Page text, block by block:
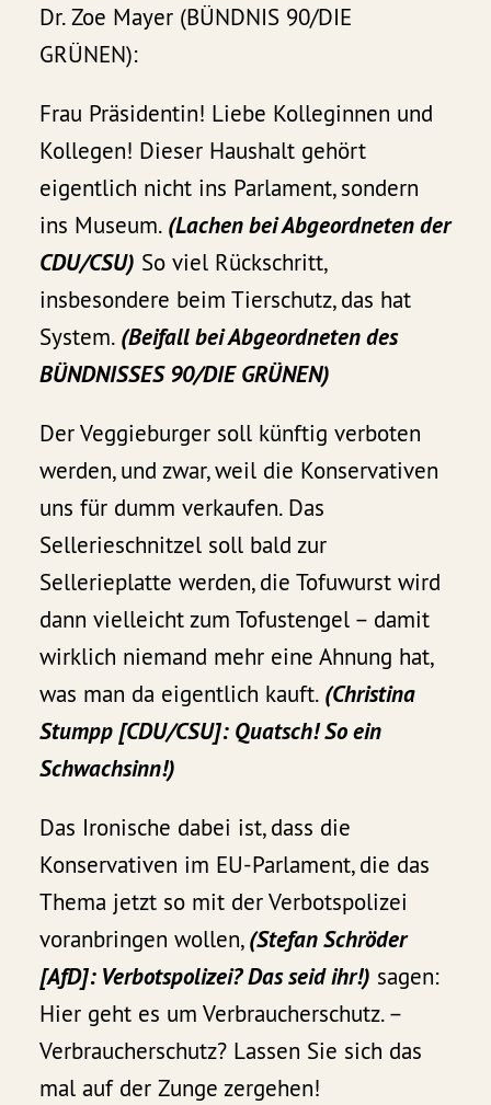
Dr. Zoe Mayer (BÜNDNIS 90/DIE
GRÜNEN):
Frau Präsidentin! Liebe Kolleginnen und
Kollegen! Dieser Haushalt gehört
eigentlich nicht ins Parlament, sondern
ins Museum. (Lachen bei Abgeordneten der
CDU/CSU) So viel Rückschritt,
insbesondere beim Tierschutz, das hat
System. (Beifall bei Abgeordneten des
BÜNDNISSES 90/DIE GRÜNEN)
Der Veggieburger soll künftig verboten
werden, und zwar, weil die Konservativen
uns für dumm verkaufen. Das
Sellerieschnitzel soll bald zur
Sellerieplatte werden, die Tofuwurst wird
dann vielleicht zum Tofustengel – damit
wirklich niemand mehr eine Ahnung hat,
was man da eigentlich kauft. (Christina
Stumpp [CDU/CSU]: Quatsch! So ein
Schwachsinn!)
Das Ironische dabei ist, dass die
Konservativen im EU-Parlament, die das
Thema jetzt so mit der Verbotspolizei
voranbringen wollen,(Stefan Schröder
[AfD]: Verbotspolizei? Das seid ihr!) sagen:
Hier geht es um Verbraucherschutz. –
Verbraucherschutz? Lassen Sie sich das
mal auf der Zunge zergehen!